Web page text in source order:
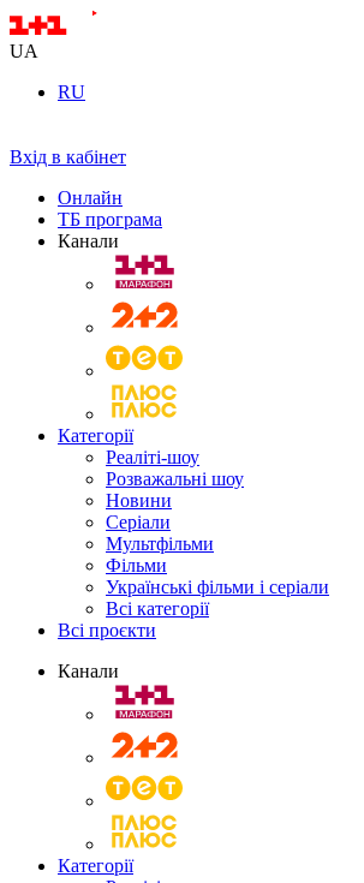
UA
RU
Вхід в кабінет
Онлайн
ТБ програма
Канали
Категорії
Реаліті-шоу
Розважальні шоу
Новини
Серіали
Мультфільми
Фільми
Українські фільми і серіали
Всі категорії
Всі проєкти
Канали
Категорії